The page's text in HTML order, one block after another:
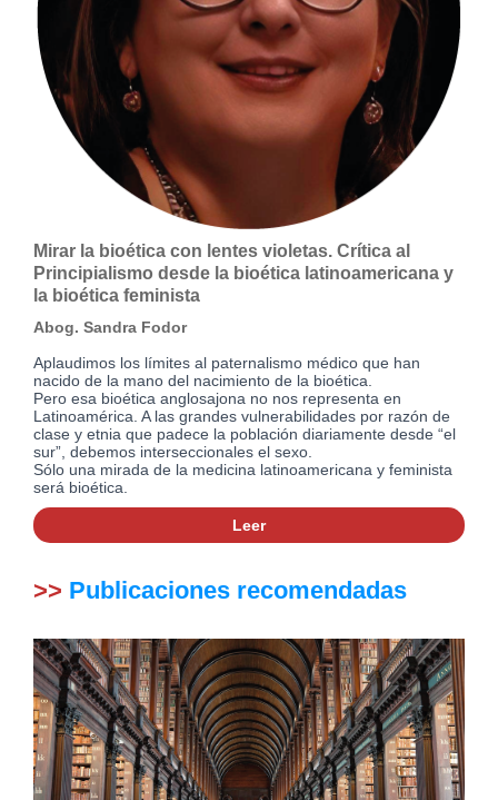
Mirar la bioética con lentes violetas. Crítica al
Principialismo desde la bioética latinoamericana y
la bioética feminista
Abog. Sandra Fodor
Aplaudimos los límites al paternalismo médico que han
nacido de la mano del nacimiento de la bioética.
Pero esa bioética anglosajona no nos representa en
Latinoamérica. A las grandes vulnerabilidades por razón de
clase y etnia que padece la población diariamente desde “el
sur”, debemos interseccionales el sexo.
Sólo una mirada de la medicina latinoamericana y feminista
será bioética.
Leer
>> Publicaciones recomendadas